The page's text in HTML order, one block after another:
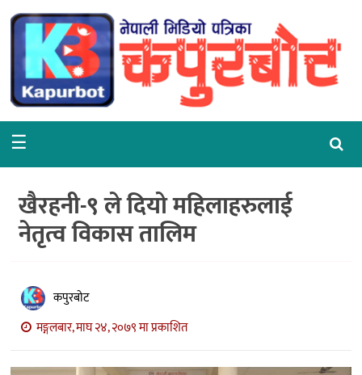
गृहपृष्ठ
समाचार
राजनीति
वरपर
शिक्षा
विचार
अन्तर्वार्ता
मनोरञ्जन
☰
खैरहनी-९ ले दियो महिलाहरुलाई
नेतृत्व विकास तालिम
कपुरबोट
मङ्गलबार, माघ २४, २०७९ मा प्रकाशित